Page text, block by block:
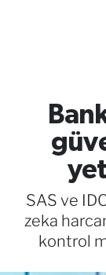
SAS ve
zeka
kontrol
RESMİ